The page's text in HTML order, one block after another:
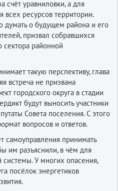
счёт уравниловки, а для
всех ресурсов территории.
думать о будущем района и его
призвал собравшихся
сектора районной
такую перспективу, глава
встреча не призвана
городского округа в стадии
будут выносить участники
Совета поселения. С этого
вопросов и ответов.
само­управления принимать
им разъяснили, в чём для
У многих опасения,
посёлок энергетиков